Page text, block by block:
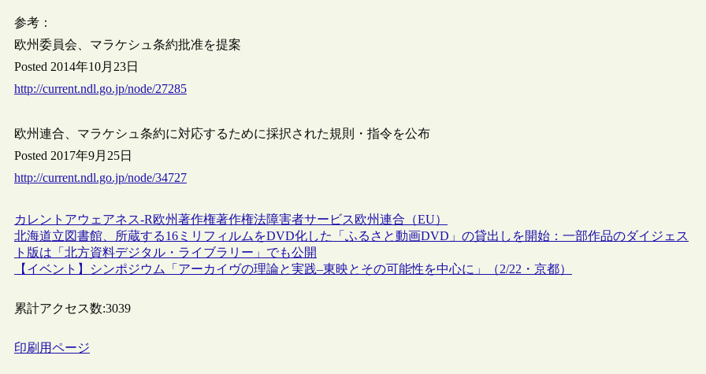
参考：
欧州委員会、マラケシュ条約批准を提案
Posted 2014年10月23日
http://current.ndl.go.jp/node/27285
欧州連合、マラケシュ条約に対応するために採択された規則・指令を公布
Posted 2017年9月25日
http://current.ndl.go.jp/node/34727
カレントアウェアネス-R欧州著作権著作権法障害者サービス欧州連合（EU）
北海道立図書館、所蔵する16ミリフィルムをDVD化した「ふるさと動画DVD」の貸出しを開始：一部作品のダイジェス
ト版は「北方資料デジタル・ライブラリー」でも公開
【イベント】シンポジウム「アーカイヴの理論と実践–東映とその可能性を中心に」（2/22・京都）
累計アクセス数:3039
印刷用ページ